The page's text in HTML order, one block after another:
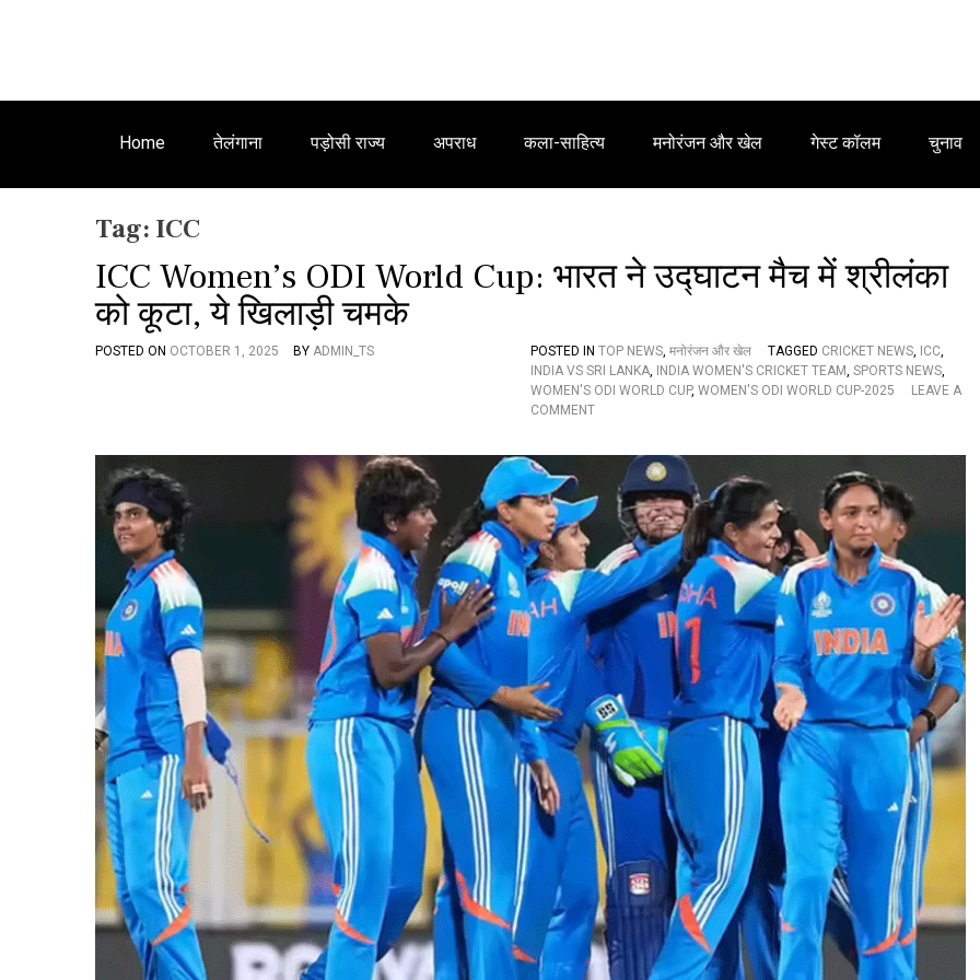
Home तेलंगाना पड़ोसी राज्य अपराध कला-साहित्य मनोरंजन और खेल गेस्ट कॉलम चुनाव
Tag: ICC
ICC Women’s ODI World Cup: भारत ने उद्घाटन मैच में श्रीलंका
को कूटा, ये खिलाड़ी चमके
POSTED ON OCTOBER 1, 2025 BY ADMIN_TS POSTED IN TOP NEWS, मनोरंजन और खेल TAGGED CRICKET NEWS, ICC,
INDIA VS SRI LANKA, INDIA WOMEN'S CRICKET TEAM, SPORTS NEWS,
WOMEN'S ODI WORLD CUP, WOMEN'S ODI WORLD CUP-2025
LEAVE A
COMMENTO
W
E
N
’
S
O
D
W
O
R
L
D
C
U
P
:
भा
र
त
ने
उ